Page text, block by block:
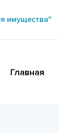
имущества"
Главная